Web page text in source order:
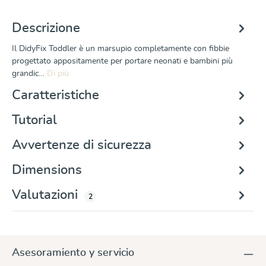
Descrizione
Il DidyFix Toddler è un marsupio completamente con fibbie
progettato appositamente per portare neonati e bambini più
grandic… Di più
Caratteristiche
Tutorial
Avvertenze di sicurezza
Dimensions
Valutazioni
2
Asesoramiento y servicio